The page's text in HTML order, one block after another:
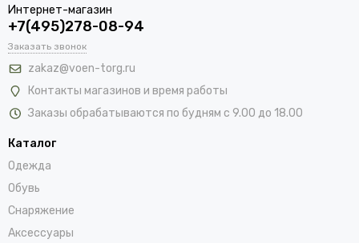
Интернет-магазин
+7(495)278-08-94
Заказать звонок
zakaz@voen-torg.ru
Контакты магазинов и время работы
Заказы обрабатываются по будням с 9.00 до 18.00
Каталог
Одежда
Обувь
Снаряжение
Аксессуары